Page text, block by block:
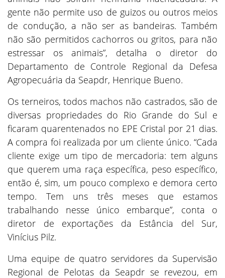
gente não permite uso de guizos ou outros meios
de condução, a não ser as bandeiras. Também
não são permitidos cachorros ou gritos, para não
estressar os animais”, detalha o diretor do
Departamento de Controle Regional da Defesa
Agropecuária da Seapdr, Henrique Bueno.
Os terneiros, todos machos não castrados, são de
diversas propriedades do Rio Grande do Sul e
ficaram quarentenados no EPE Cristal por 21 dias.
A compra foi realizada por um cliente único. “Cada
cliente exige um tipo de mercadoria: tem alguns
que querem uma raça específica, peso específico,
então é, sim, um pouco complexo e demora certo
tempo. Tem uns três meses que estamos
trabalhando nesse único embarque”, conta o
diretor de exportações da Estância del Sur,
Vinícius Pilz.
Uma equipe de quatro servidores da Supervisão
Regional de Pelotas da Seapdr se revezou, em